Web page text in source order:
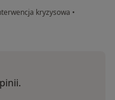
kryzysowa •